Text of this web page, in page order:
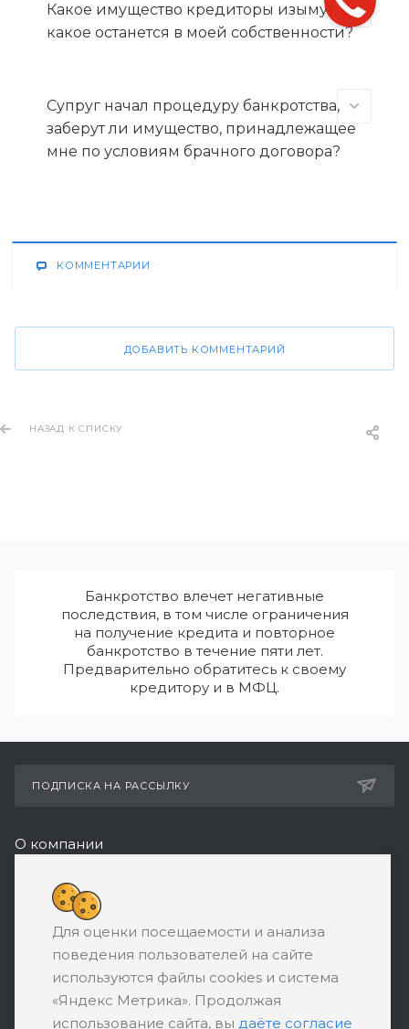
Какое имущество кредиторы изымут, а
какое останется в моей собственности?
Супруг начал процедуру банкротства,
заберут ли имущество, принадлежащее
мне по условиям брачного договора?
КОММЕНТАРИИ
ДОБАВИТЬ КОММЕНТАРИЙ
НАЗАД К СПИСКУ
Банкротство влечет негативные
последствия, в том числе ограничения
на получение кредита и повторное
банкротство в течение пяти лет.
Предварительно обратитесь к своему
кредитору и в МФЦ.
ПОДПИСКА НА РАССЫЛКУ
О компании
Реквизиты
+7 (495) 532-05-11
ЗАКАЗАТЬ ЗВОНОК
support@ratingbankrotstva.ru
111398, Москва, ул. Плеханова, д. 30,
Для оценки посещаемости и анализа
поведения пользователей на сайте
используются файлы cookies и система
«Яндекс Метрика». Продолжая
использование сайта, вы даёте согласие